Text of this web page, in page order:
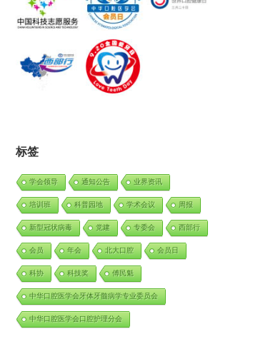
标签
学会领导 通知公告 业界资讯
培训班 科普园地 学术会议 周报
新型冠状病毒 党建 专委会 西部行
会员 年会 北大口腔 会员日
科协 科技奖 傅民魁
中华口腔医学会牙体牙髓病学专业委员会
中华口腔医学会口腔护理分会